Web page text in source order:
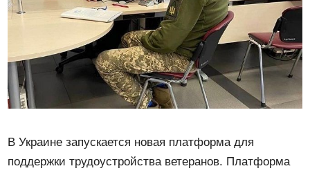
В Украине запускается новая платформа для
поддержки трудоустройства ветеранов. Платформа